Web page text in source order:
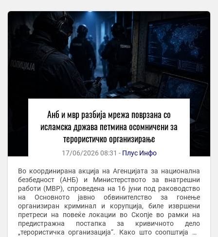
Анб и мвр разбија мрежа поврзана со
исламска држава петмина осомничени за
терористичко организирање
17/06/2026 08:31 - Плус Инфо
Во координирана акција на Агенцијата за национална
безбедност (АНБ) и Министерството за внатрешни
работи (МВР), спроведена на 16 јуни под раководство
на Основното јавно обвинителство за гонење
организиран криминал и корупција, биле извршени
претреси на повеќе локации во Скопје во рамки на
предистражна постапка за кривичното дело
„терористичка организација“. Како што соопштија од